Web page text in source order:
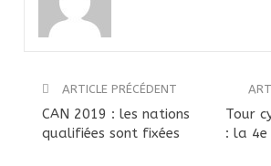
ARTICLE PRÉCÉDENT
CAN 2019 : les nations
qualifiées sont fixées
Tour
: la 4e